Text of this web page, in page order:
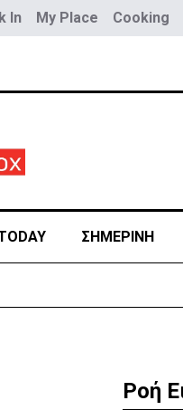
In My Place Cooking
ΣΗΜΕΡΙΝΗ
Ροή